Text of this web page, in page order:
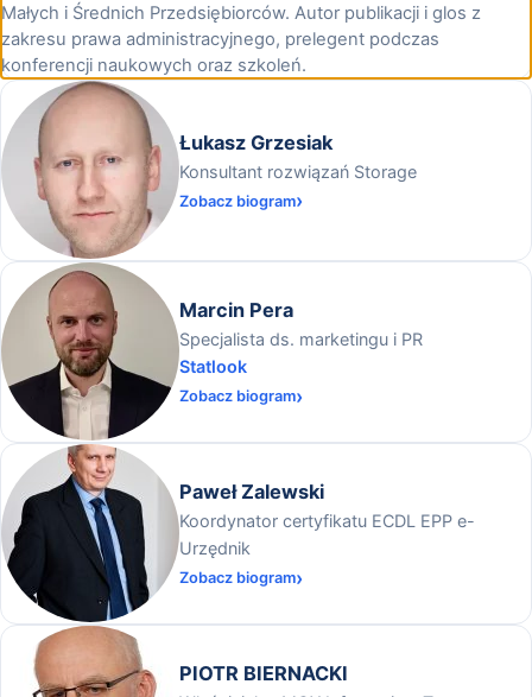
Małych i Średnich Przedsiębiorców. Autor publikacji i glos z
zakresu prawa administracyjnego, prelegent podczas
konferencji naukowych oraz szkoleń.
Łukasz Grzesiak
Konsultant rozwiązań Storage
Zobacz biogram
Marcin Pera
Specjalista ds. marketingu i PR
Statlook
Zobacz biogram
Paweł Zalewski
Koordynator certyfikatu ECDL EPP e-
Urzędnik
Zobacz biogram
PIOTR BIERNACKI